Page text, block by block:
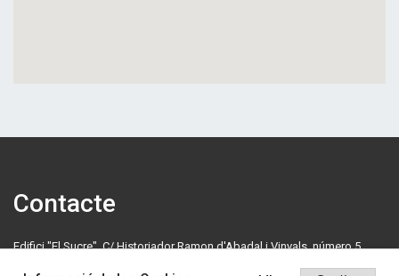
Contacte
Edifici "El Sucre", C/ Historiador Ramon d'Abadal i Vinyals, número 5,